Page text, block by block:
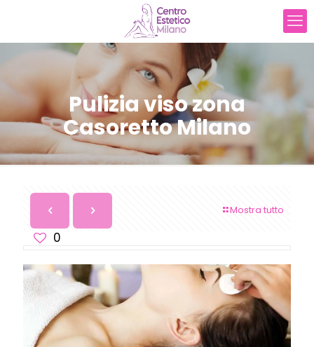
Pulizia viso zona
Casoretto Milano
Mostra tutto
0